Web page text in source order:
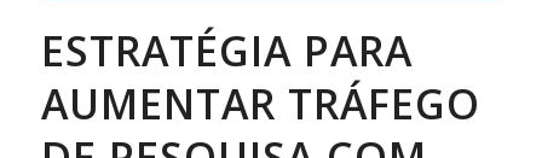
ESTRATÉGIA PARA
AUMENTAR TRÁFEGO